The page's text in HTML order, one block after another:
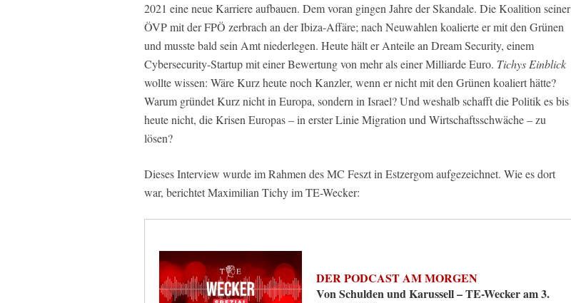
2021 eine neue Karriere aufbauen. Dem voran gingen Jahre der Skandale. Die Koalition seiner
ÖVP mit der FPÖ zerbrach an der Ibiza-Affäre; nach Neuwahlen koalierte er mit den Grünen
und musste bald sein Amt niederlegen. Heute hält er Anteile an Dream Security, einem
Cybersecurity-Startup mit einer Bewertung von mehr als einer Milliarde Euro. Tichys Einblick
wollte wissen: Wäre Kurz heute noch Kanzler, wenn er nicht mit den Grünen koaliert hätte?
Warum gründet Kurz nicht in Europa, sondern in Israel? Und weshalb schafft die Politik es bis
heute nicht, die Krisen Europas – in erster Linie Migration und Wirtschaftsschwäche – zu
lösen?
Dieses Interview wurde im Rahmen des MC Feszt in Estzergom aufgezeichnet. Wie es dort
war, berichtet Maximilian Tichy im TE-Wecker:
DER PODCAST AM MORGEN
Von Schulden und Karussell – TE-Wecker am 3.